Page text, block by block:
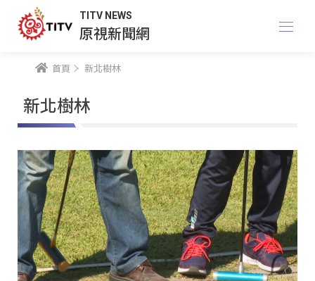
TITV NEWS
原視新聞網
首頁 新北樹林
新北樹林